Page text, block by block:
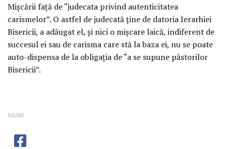
Mişcării faţă de “judecata privind autenticitatea
carismelor”. O astfel de judecată ţine de datoria Ierarhiei
Bisericii, a adăugat el, şi nici o mişcare laică, indiferent de
succesul ei sau de carisma care stă la baza ei, nu se poate
auto-dispensa de la obligaţia de “a se supune păstorilor
Bisericii”.
SHARE